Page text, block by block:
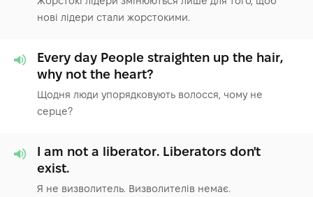
нові лідери стали жорстокими.
Every day People straighten up the hair,
why not the heart?
Щодня люди упорядковують волосся, чому не
серце?
I am not a liberator. Liberators don't
exist.
Я не визволитель. Визволителів немає.